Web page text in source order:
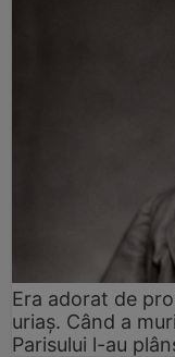
Era adorat de
uriaș. Când a
Parisului l-au